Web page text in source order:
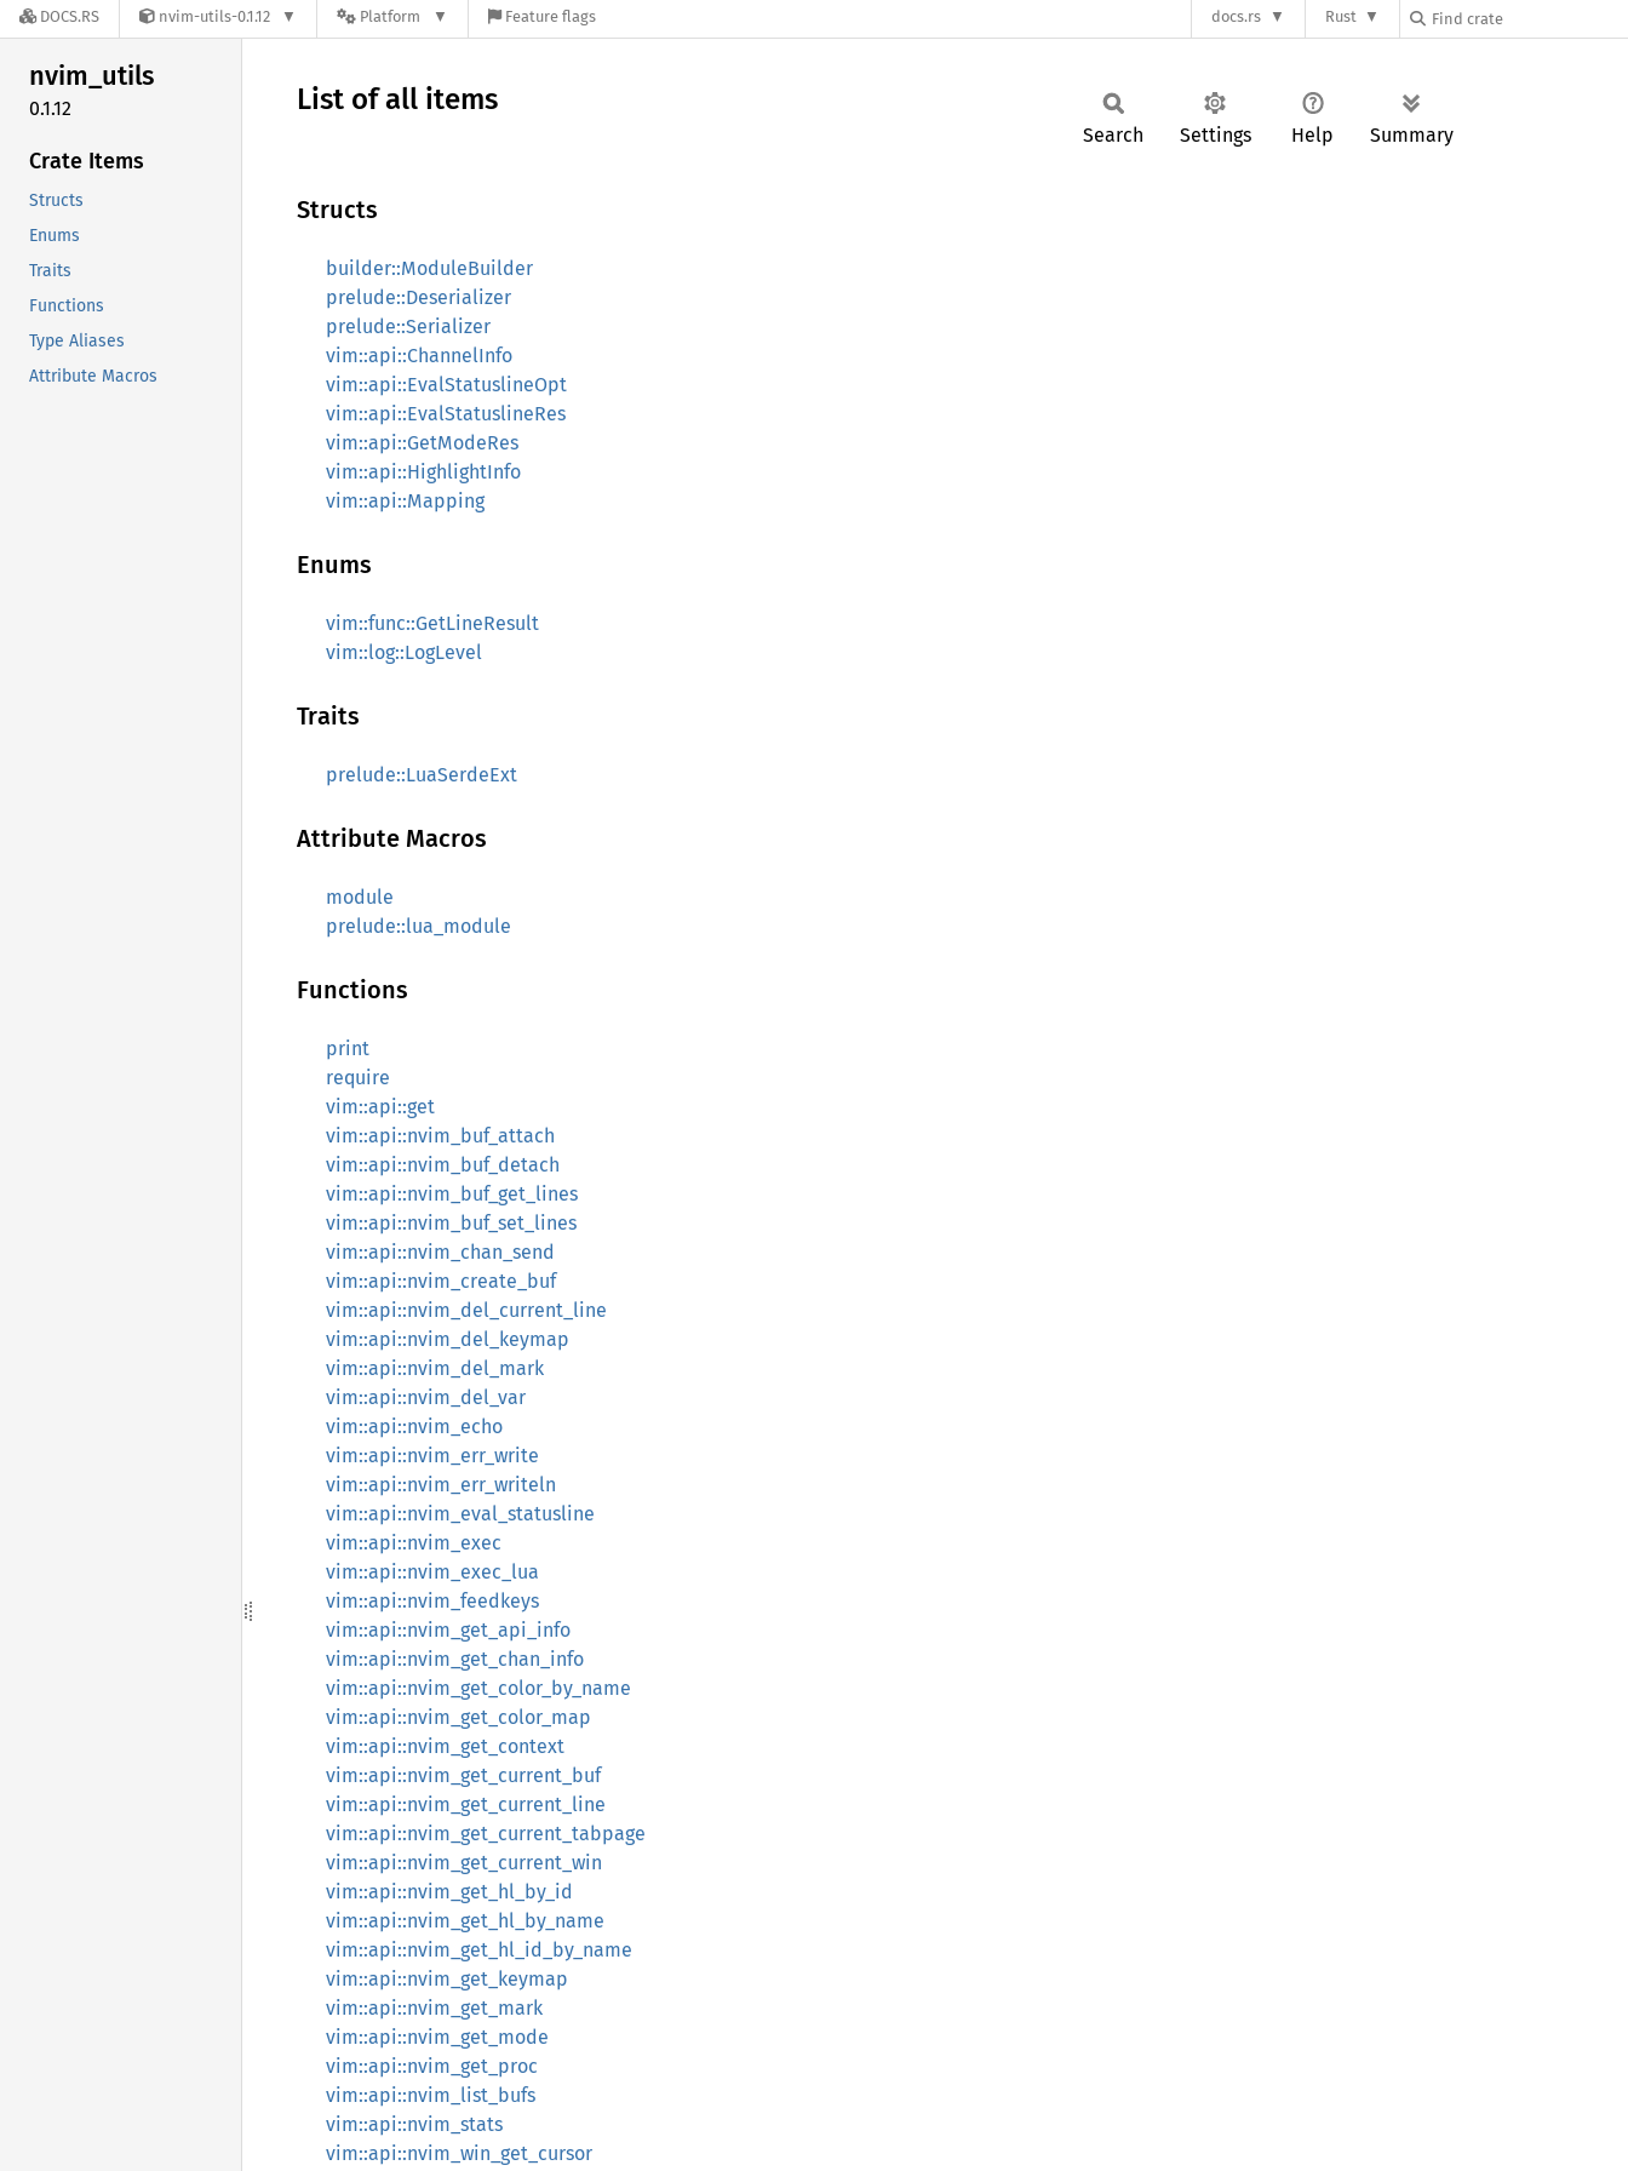
DOCS.RS nvim-utils-0.1.12 Platform Feature flags docs.rs Rust
nvim_utils
0.1.12
Crate Items
Structs
Enums
Traits
Functions
Type Aliases
Attribute Macros
List of all items
Search Settings Help Summary
Structs
builder::ModuleBuilder
prelude::Deserializer
prelude::Serializer
vim::api::ChannelInfo
vim::api::EvalStatuslineOpt
vim::api::EvalStatuslineRes
vim::api::GetModeRes
vim::api::HighlightInfo
vim::api::Mapping
Enums
vim::func::GetLineResult
vim::log::LogLevel
Traits
prelude::LuaSerdeExt
Attribute Macros
module
prelude::lua_module
Functions
print
require
vim::api::get
vim::api::nvim_buf_attach
vim::api::nvim_buf_detach
vim::api::nvim_buf_get_lines
vim::api::nvim_buf_set_lines
vim::api::nvim_chan_send
vim::api::nvim_create_buf
vim::api::nvim_del_current_line
vim::api::nvim_del_keymap
vim::api::nvim_del_mark
vim::api::nvim_del_var
vim::api::nvim_echo
vim::api::nvim_err_write
vim::api::nvim_err_writeln
vim::api::nvim_eval_statusline
vim::api::nvim_exec
vim::api::nvim_exec_lua
vim::api::nvim_feedkeys
vim::api::nvim_get_api_info
vim::api::nvim_get_chan_info
vim::api::nvim_get_color_by_name
vim::api::nvim_get_color_map
vim::api::nvim_get_context
vim::api::nvim_get_current_buf
vim::api::nvim_get_current_line
vim::api::nvim_get_current_tabpage
vim::api::nvim_get_current_win
vim::api::nvim_get_hl_by_id
vim::api::nvim_get_hl_by_name
vim::api::nvim_get_hl_id_by_name
vim::api::nvim_get_keymap
vim::api::nvim_get_mark
vim::api::nvim_get_mode
vim::api::nvim_get_proc
vim::api::nvim_list_bufs
vim::api::nvim_stats
vim::api::nvim_win_get_cursor